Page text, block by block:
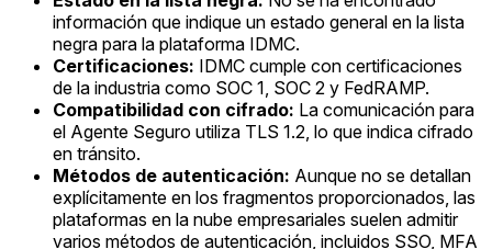
información que indique un estado general en la lista
negra para la plataforma IDMC.
Certificaciones: IDMC cumple con certificaciones
de la industria como SOC 1, SOC 2 y FedRAMP.
Compatibilidad con cifrado: La comunicación para
el Agente Seguro utiliza TLS 1.2, lo que indica cifrado
en tránsito.
Métodos de autenticación: Aunque no se detallan
explícitamente en los fragmentos proporcionados, las
plataformas en la nube empresariales suelen admitir
varios métodos de autenticación, incluidos SSO, MFA